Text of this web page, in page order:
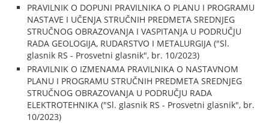
PRAVILNIK O DOPUNI PRAVILNIKA O PLANU I PROGRAMU
NASTAVE I UČENJA STRUČNIH PREDMETA SREDNJEG
STRUČNOG OBRAZOVANJA I VASPITANJA U PODRUČJU
RADA GEOLOGIJA, RUDARSTVO I METALURGIJA ("Sl.
glasnik RS - Prosvetni glasnik", br. 10/2023)
PRAVILNIK O IZMENAMA PRAVILNIKA O NASTAVNOM
PLANU I PROGRAMU STRUČNIH PREDMETA SREDNJEG
STRUČNOG OBRAZOVANJA U PODRUČJU RADA
ELEKTROTEHNIKA ("Sl. glasnik RS - Prosvetni glasnik", br.
10/2023)